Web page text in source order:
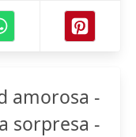
amorosa -
sorpresa -